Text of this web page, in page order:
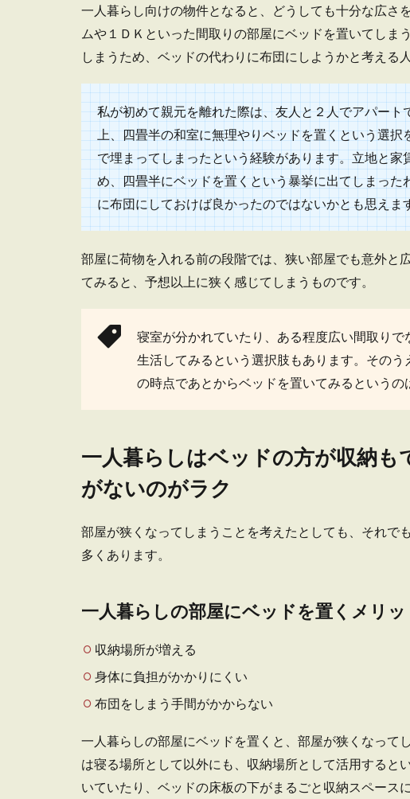
身近なアイテム...
一人暮らしのトイレイ
一人暮らしの殺風景なトイレ
も多いのではな...
ユニットバスにカーテ
1番の...
一人暮らしの人がスー
一人暮らしのベッドな
一人暮らしが寂しい！
一人暮らし向けの物件となると、どうしても十分な広さ
ムや１ＤＫといった間取りの部屋にベッドを置いてしま
しまうため、ベッドの代わりに布団にしようかと考える
私が初めて親元を離れた際は、友人と２人でアパー
上、四畳半の和室に無理やりベッドを置くという選
で埋まってしまったという経験があります。立地と
め、四畳半にベッドを置くという暴挙に出てしまっ
に布団にしておけば良かったのではないかとも思えま
部屋に荷物を入れる前の段階では、狭い部屋でも意外と
てみると、予想以上に狭く感じてしまうものです。
寝室が分かれていたり、ある程度広い間取り
生活してみるという選択肢もあります。その
の時点であとからベッドを置いてみるというの
一人暮らしはベッドの方が収納も
がないのがラク
部屋が狭くなってしまうことを考えたとしても、それで
多くあります。
一人暮らしの部屋にベッドを置くメリッ
収納場所が増える
身体に負担がかかりにくい
布団をしまう手間がかからない
一人暮らしの部屋にベッドを置くと、部屋が狭くなって
は寝る場所として以外にも、収納場所として活用すると
いていたり、ベッドの床板の下がまるごと収納スペース